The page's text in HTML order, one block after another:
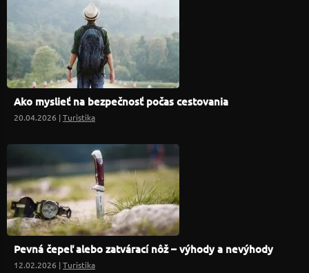
Ako myslieť na bezpečnosť počas cestovania
20.04.2026 |Turistika
Pevná čepeľ alebo zatvárací nôž – výhody a nevýhody
12.02.2026 |Turistika